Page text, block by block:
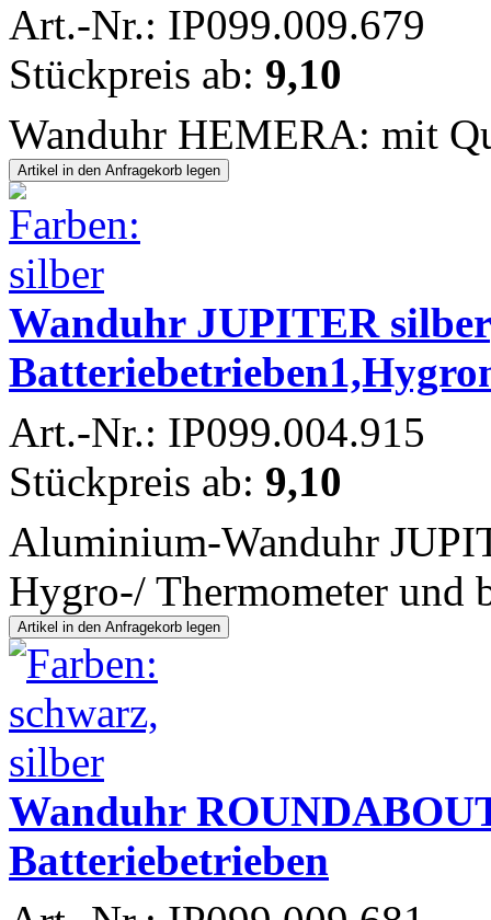
Art.-Nr.: IP099.009.679
Stückpreis ab: 9,10
Wanduhr HEMERA: mit
Wanduhr JUPITER
Art.-Nr.: IP099.004.915
Stückpreis ab: 9,10
Aluminium-Wanduhr
Hygro-/ Thermometer und
Wanduhr
Batteriebetrieben